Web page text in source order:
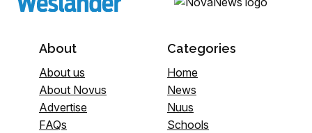
About
About us
About Novus
Advertise
FAQs
Categories
Home
News
Nuus
Schools